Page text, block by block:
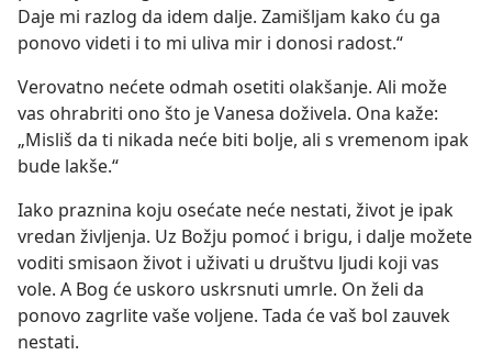
Daje mi razlog da idem dalje. Zamišljam kako ću ga
ponovo videti i to mi uliva mir i donosi radost.“
Verovatno nećete odmah osetiti olakšanje. Ali može
vas ohrabriti ono što je Vanesa doživela. Ona kaže:
„Misliš da ti nikada neće biti bolje, ali s vremenom ipak
bude lakše.“
Iako praznina koju osećate neće nestati, život je ipak
vredan življenja. Uz Božju pomoć i brigu, i dalje možete
voditi smisaon život i uživati u društvu ljudi koji vas
vole. A Bog će uskoro uskrsnuti umrle. On želi da
ponovo zagrlite vaše voljene. Tada će vaš bol zauvek
nestati.